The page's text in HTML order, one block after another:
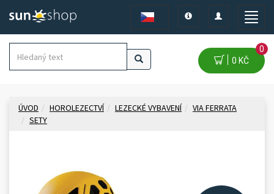
Toggle
Toggle
navigation
Toggle
0 KČ
0
ÚVOD HOROLEZECTVÍ LEZECKÉ VYBAVENÍ
VIA FERRATA
SETY